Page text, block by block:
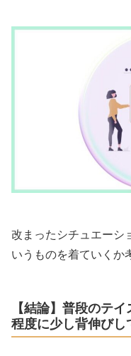
改まったシチュエーシ
いうものを着ていくか
【結論】普段のテ
程度に少し背伸びし